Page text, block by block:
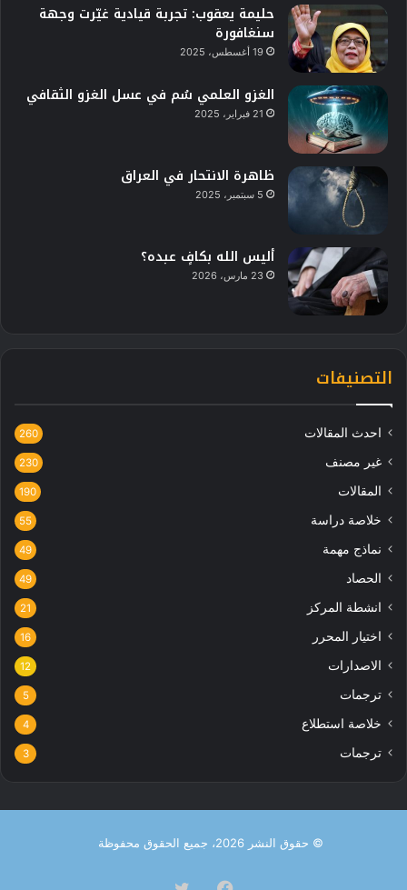
حليمة يعقوب: تجربة قيادية غيّرت وجهة
سنغافورة
19 أغسطس، 2025
الغزو العلمي سُم في عسل الغزو الثقافي
21 فبراير، 2025
ظاهرة الانتحار في العراق
5 سبتمبر، 2025
أليس الله بكافٍ عبده؟
23 مارس، 2026
التصنيفات
احدث المقالات 260
غير مصنف 230
المقالات 190
خلاصة دراسة 55
نماذج مهمة 49
الحصاد 49
انشطة المركز 21
اختيار المحرر 16
الاصدارات 12
ترجمات 5
خلاصة استطلاع 4
ترجمات 3
© حقوق النشر 2026، جميع الحقوق محفوظة